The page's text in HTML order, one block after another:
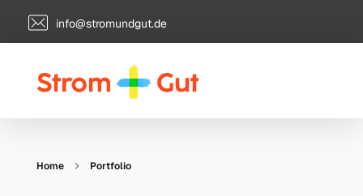
info@stromundgut.de
Home Portfolio